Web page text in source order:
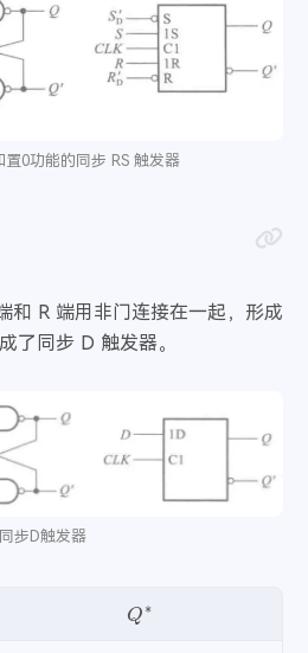
0功能的同步 RS 触发器
和 R 端用非门连接在一起，形成
了同步 D 触发器。
同步D触发器
Q ∗